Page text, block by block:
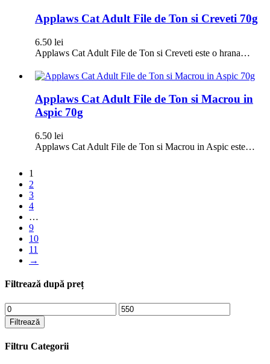
Applaws Cat Adult File de Ton si Creveti 70g
6.50 lei
Applaws Cat Adult File de Ton si Creveti este o hrana…
Applaws Cat Adult File de Ton si Macrou in
Aspic 70g
6.50 lei
Applaws Cat Adult File de Ton si Macrou in Aspic este…
1
2
3
4
…
9
10
11
→
Filtrează după preț
Preț
minim
Preț
maxim
Filtrează
Filtru Categorii